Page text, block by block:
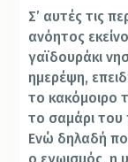
Σ’ αυτές τις
ανόητος
γαϊδουράκι
ημερέψη,
το κακόμοιρο
το σαμάρι του
Ενώ δηλαδή